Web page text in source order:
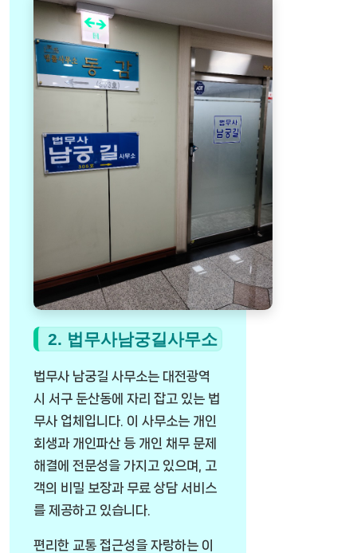
2. 법무사남궁길사무소
법무사 남궁길 사무소는 대전광역
시 서구 둔산동에 자리 잡고 있는 법
무사 업체입니다. 이 사무소는 개인
회생과 개인파산 등 개인 채무 문제
해결에 전문성을 가지고 있으며, 고
객의 비밀 보장과 무료 상담 서비스
를 제공하고 있습니다.
편리한 교통 접근성을 자랑하는 이